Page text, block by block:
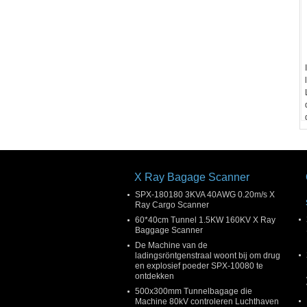
X Ray Bagage Scanner
SPX-180180 3KVA 40AWG 0.20m/s X
Ray Cargo Scanner
60*40cm Tunnel 1.5KW 160KV X Ray
Baggage Scanner
De Machine van de
ladingsröntgenstraal woont bij om drug
en explosief poeder SPX-10080 te
ontdekken
500x300mm Tunnelbagage die
Machine 80kV controleren Luchthaven